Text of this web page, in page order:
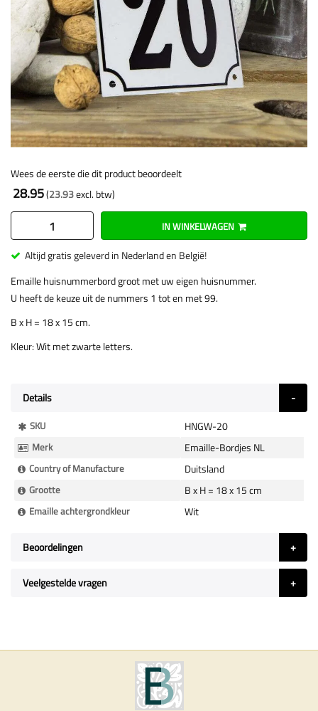
Wees de eerste die dit product beoordeelt
28.95 23.93
IN WINKELWAGEN
Altijd gratis geleverd in Nederland en België!
Emaille huisnummerbord groot met uw eigen huisnummer.
U heeft de keuze uit de nummers 1 tot en met 99.
B x H = 18 x 15 cm.
Kleur: Wit met zwarte letters.
Details
Meer
Informatie
SKU HNGW-20
Merk Emaille-Bordjes NL
Country of Manufacture Duitsland
Grootte B x H = 18 x 15 cm
Emaille achtergrondkleur Wit
Beoordelingen
Veelgestelde vragen